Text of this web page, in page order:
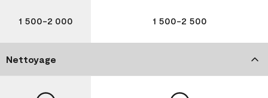
1 500-2 000 1 500-2 500
Nettoyage